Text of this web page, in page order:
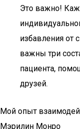
Это важно!
избавления от
важны три
пациента,
друзей.
Мой опыт
Мэрилин Монро